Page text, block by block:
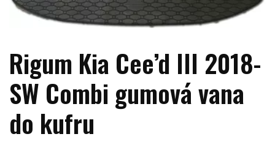
Rigum Kia Cee’d III 2018-
SW Combi gumová vana
do kufru